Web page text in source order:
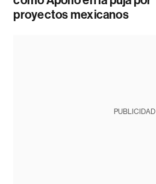
proyectos mexicanos
PUBLICIDAD